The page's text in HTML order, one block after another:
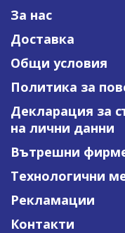
За нас
Доставка
Общи условия
Политика за
Декларация за
на лични данни
Вътрешни
Технологични
Рекламации
Контакти